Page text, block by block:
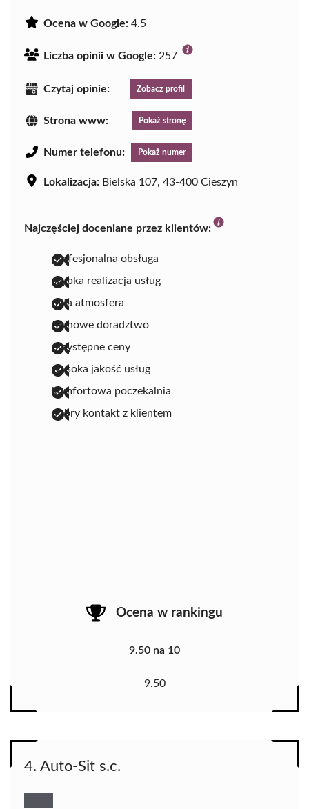
Ocena w Google: 4.5
Liczba opinii w Google: 257
Czytaj opinie: Zobacz profil
Strona www: Pokaż stronę
Numer telefonu: Pokaż numer
Lokalizacja: Bielska 107, 43-400 Cieszyn
Najczęściej doceniane przez klientów:
profesjonalna obsługa
szybka realizacja usług
miła atmosfera
fachowe doradztwo
przystępne ceny
wysoka jakość usług
komfortowa poczekalnia
dobry kontakt z klientem
Ocena w rankingu
9.50 na 10
9.50
4. Auto-Sit s.c.